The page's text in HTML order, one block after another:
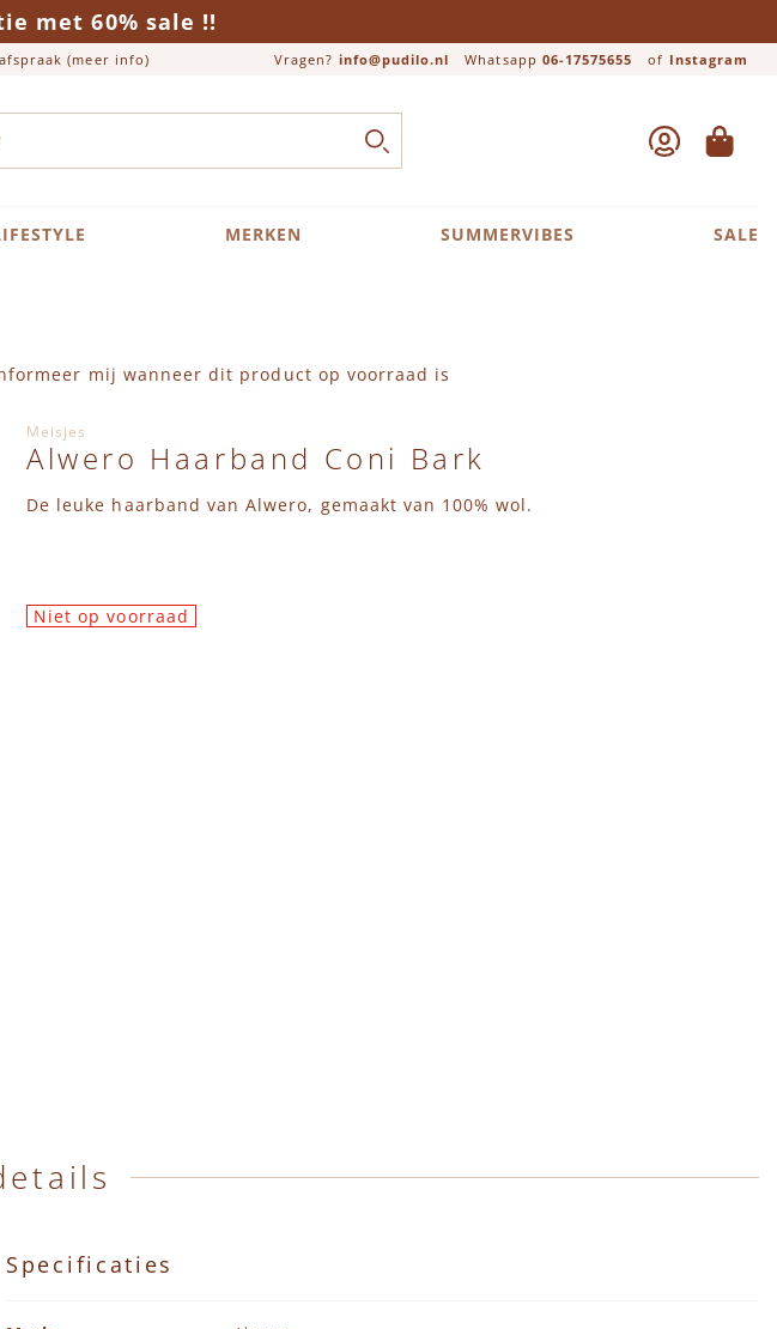
met 60% sale !!
(meer info) Vragen? info@pudilo.nl Whatsapp 06-17575655 of Instagram
Close search
ZOEK ACCOUNT
MERKEN SUMMERVIBES SALE
mij wanneer dit product op voorraad is
Meisjes
Alwero Haarband Coni Bark
De leuke haarband van Alwero, gemaakt van 100% wol.
Niet op voorraad
Specificaties